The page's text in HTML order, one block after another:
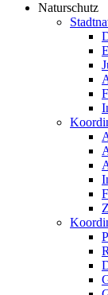
Naturschutz